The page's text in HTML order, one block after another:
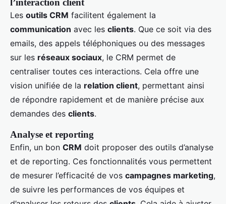
Les outils CRM facilitent également la
communication avec les clients. Que ce soit via des
emails, des appels téléphoniques ou des messages
sur les réseaux sociaux, le CRM permet de
centraliser toutes ces interactions. Cela offre une
vision unifiée de la relation client, permettant ainsi
de répondre rapidement et de manière précise aux
demandes des clients.
Analyse et reporting
Enfin, un bon CRM doit proposer des outils d’analyse
et de reporting. Ces fonctionnalités vous permettent
de mesurer l’efficacité de vos campagnes marketing,
de suivre les performances de vos équipes et